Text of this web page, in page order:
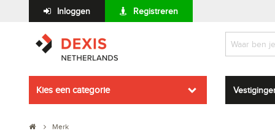
Inloggen Registreren
Kies een categorie
Merk